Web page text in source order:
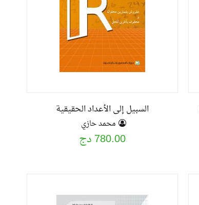
السبيل إلى الأعداد الحقيقية
محمد حازي
780.00 دج